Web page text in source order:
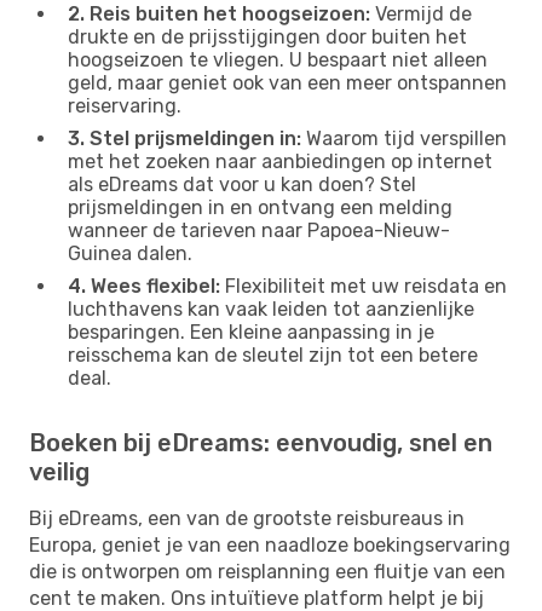
2. Reis buiten het hoogseizoen: Vermijd de
drukte en de prijsstijgingen door buiten het
hoogseizoen te vliegen. U bespaart niet alleen
geld, maar geniet ook van een meer ontspannen
reiservaring.
3. Stel prijsmeldingen in: Waarom tijd verspillen
met het zoeken naar aanbiedingen op internet
als eDreams dat voor u kan doen? Stel
prijsmeldingen in en ontvang een melding
wanneer de tarieven naar Papoea-Nieuw-
Guinea dalen.
4. Wees flexibel: Flexibiliteit met uw reisdata en
luchthavens kan vaak leiden tot aanzienlijke
besparingen. Een kleine aanpassing in je
reisschema kan de sleutel zijn tot een betere
deal.
Boeken bij eDreams: eenvoudig, snel en
veilig
Bij eDreams, een van de grootste reisbureaus in
Europa, geniet je van een naadloze boekingservaring
die is ontworpen om reisplanning een fluitje van een
cent te maken. Ons intuïtieve platform helpt je bij